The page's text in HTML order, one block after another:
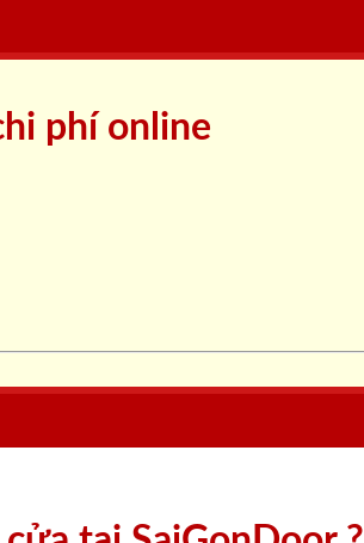
phí online